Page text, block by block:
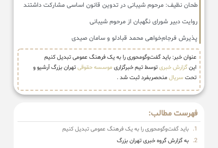
طحان‌ نظیف: مرحوم شیبانی در تدوین قانون اساسی مشارکت داشتند
روایت دبیر شورای نگهبان از مرحوم شیبانی
پذیرش فرجام‌خواهی محمد قبادلو و سامان صیدی
عنوان خبر: باید گفت‌وگومحوری را به یک فرهنگ عمومی تبدیل کنیم
اینگزارش خبریتوسط تیم خبرگزاری موسسه حقوقیتهران بزرگ آرشیو و
تحت سریالمنحصربفرد ثبت شد .
فهرست مطالب:
باید گفت‌وگومحوری را به یک فرهنگ عمومی تبدیل کنیم
به گزارش گروه خبری تهران بزرگ